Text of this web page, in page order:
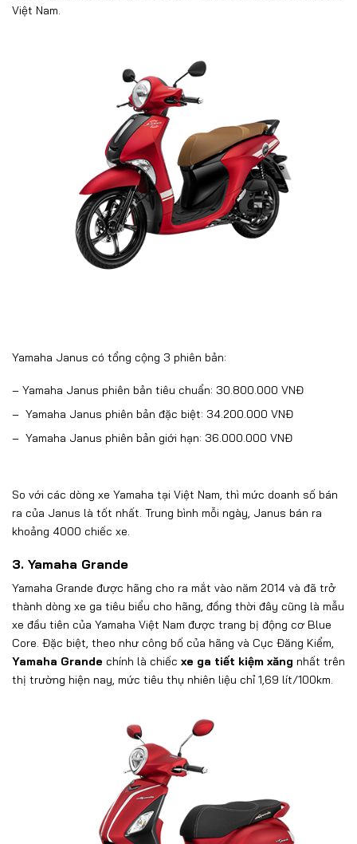
Việt Nam.
Yamaha Janus có tổng cộng 3 phiên bản:
– Yamaha Janus phiên bản tiêu chuẩn: 30.800.000 VNĐ
– Yamaha Janus phiên bản đặc biệt: 34.200.000 VNĐ
– Yamaha Janus phiên bản giới hạn: 36.000.000 VNĐ
So với các dòng xe Yamaha tại Việt Nam, thì mức doanh số bán
ra của Janus là tốt nhất. Trung bình mỗi ngày, Janus bán ra
khoảng 4000 chiếc xe.
3. Yamaha Grande
Yamaha Grande được hãng cho ra mắt vào năm 2014 và đã trở
thành dòng xe ga tiêu biểu cho hãng, đồng thời đây cũng là mẫu
xe đầu tiên của Yamaha Việt Nam được trang bị động cơ Blue
Core. Đặc biệt, theo như công bố của hãng và Cục Đăng Kiểm,
Yamaha Grande chính là chiếc xe ga tiết kiệm xăng nhất trên
thị trường hiện nay, mức tiêu thụ nhiên liệu chỉ 1,69 lít/100km.